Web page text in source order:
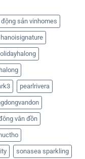
động sản vinhomes
hanoisignature
pearlrivera
vân đồn
sonasea sparkling